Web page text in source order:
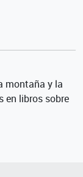
montaña y la
en libros sobre